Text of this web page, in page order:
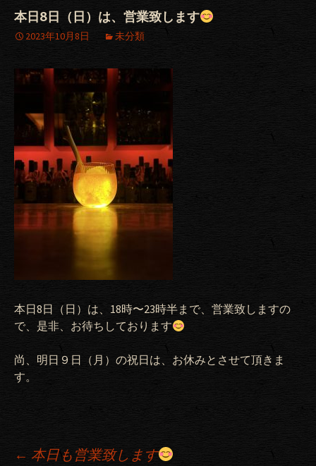
本日8日（日）は、営業致します
2023年10月8日 未分類
本日8日（日）は、18時〜23時半まで、営業致しますの
で、是非、お待ちしております
尚、明日９日（月）の祝日は、お休みとさせて頂きま
す。
← 本日も営業致します